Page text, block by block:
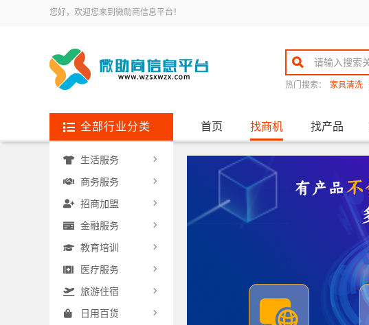
您好，欢迎您来到微助商信息平台！
热门搜索： 家具清洗
全部行业分类 首页 找商机 找产品
生活服务
商务服务
招商加盟
金融服务
教育培训
医疗服务
旅游住宿
日用百货